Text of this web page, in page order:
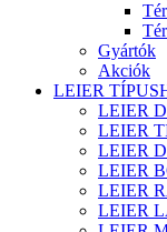
Gyártók
Akciók
LEIER
LEIER
LEIER
LEIER
LEIER
LEIER
LEIER